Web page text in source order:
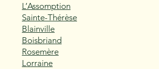
L’Assomption
Sainte-Thérèse
Blainville
Boisbriand
Rosemère
Lorraine